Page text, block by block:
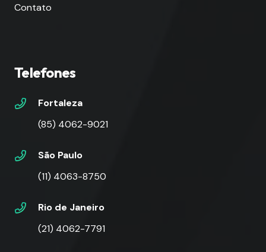
Contato
Telefones
Fortaleza
(85) 4062-9021
São Paulo
(11) 4063-8750
Rio de Janeiro
(21) 4062-7791